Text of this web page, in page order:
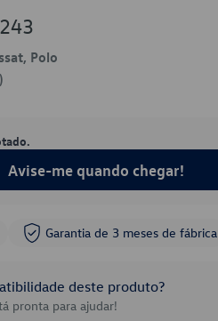
Polo
Avise-me quando chegar!
Garantia de 3 meses de fábrica
deste produto?
pronta para ajudar!